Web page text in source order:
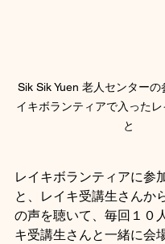
Sik Sik Yuen 老人センター
イキボランティアで入った
と
レイキボランティアに参
と、レイキ受講生さんか
の声を聴いて、毎回１０
キ受講生さんと一緒に会